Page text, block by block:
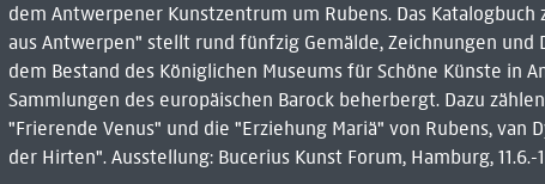
dem Antwerpener Kunstzentrum um Rubens. Das Katalogbuch
aus Antwerpen" stellt rund fünfzig Gemälde, Zeichnungen
dem Bestand des Königlichen Museums für Schöne Künste in
Sammlungen des europäischen Barock beherbergt. Dazu
"Frierende Venus" und die "Erziehung Mariä" von Rubens, van
der Hirten". Ausstellung: Bucerius Kunst Forum, Hamburg, 11.6.-